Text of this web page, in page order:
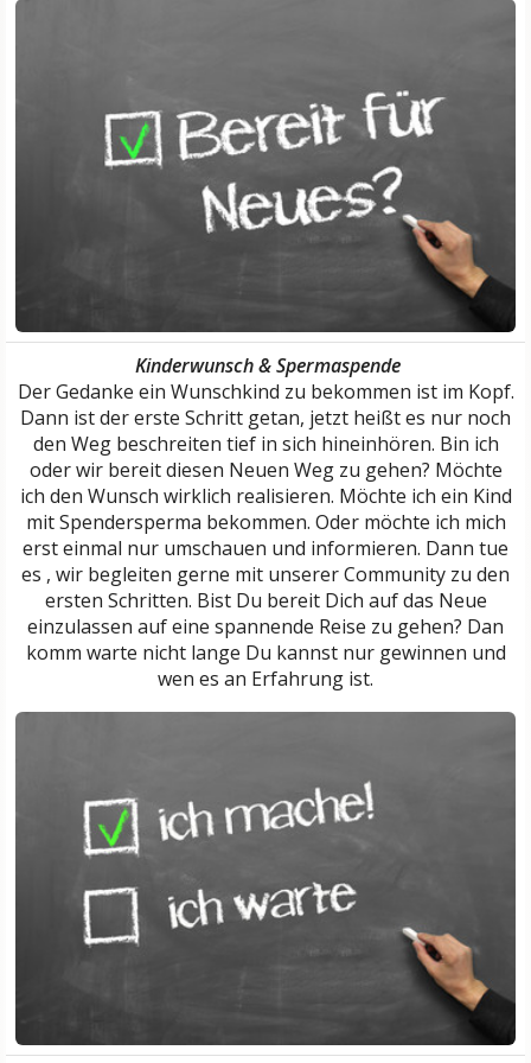
Kinderwunsch & Spermaspende
Der Gedanke ein Wunschkind zu bekommen ist im Kopf.
Dann ist der erste Schritt getan, jetzt heißt es nur noch
den Weg beschreiten tief in sich hineinhören. Bin ich
oder wir bereit diesen Neuen Weg zu gehen? Möchte
ich den Wunsch wirklich realisieren. Möchte ich ein Kind
mit Spendersperma bekommen. Oder möchte ich mich
erst einmal nur umschauen und informieren. Dann tue
es , wir begleiten gerne mit unserer Community zu den
ersten Schritten. Bist Du bereit Dich auf das Neue
einzulassen auf eine spannende Reise zu gehen? Dan
komm warte nicht lange Du kannst nur gewinnen und
wen es an Erfahrung ist.